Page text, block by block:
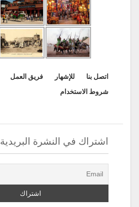
اتصل بنا للإشهار
فريق العمل
شروط الاستخدام
اشتراك في النشرة البريدية